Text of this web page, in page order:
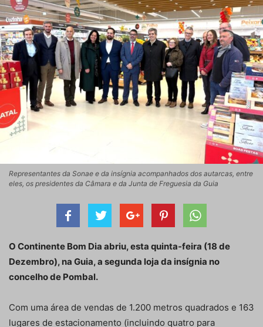
Representantes da Sonae e da insígnia acompanhados dos autarcas, entre
eles, os presidentes da Câmara e da Junta de Freguesia da Guia
O Continente Bom Dia abriu, esta quinta-feira (18 de
Dezembro), na Guia, a segunda loja da insígnia no
concelho de Pombal.
Com uma área de vendas de 1.200 metros quadrados e 163
lugares de estacionamento (incluindo quatro para